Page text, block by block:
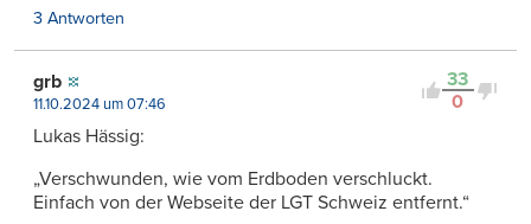
3 Antworten
33
0
grb
11.10.2024 um 07:46
Lukas Hässig:
„Verschwunden, wie vom Erdboden verschluckt.
Einfach von der Webseite der LGT Schweiz entfernt.“